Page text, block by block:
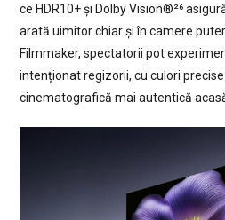
ce HDR10+ și Dolby Vision®²⁶
arată uimitor chiar și în camere
Filmmaker, spectatorii pot
intenționat regizorii, cu culori
cinematografică mai autentică